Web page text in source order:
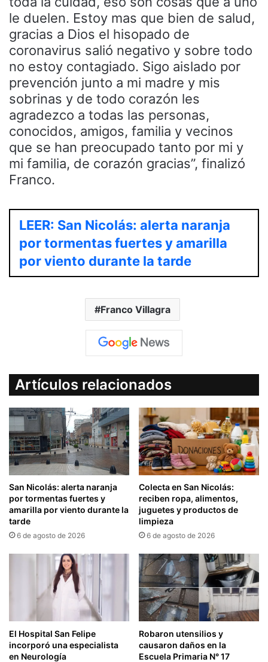
le duelen. Estoy mas que bien de salud,
gracias a Dios el hisopado de
coronavirus salió negativo y sobre todo
no estoy contagiado. Sigo aislado por
prevención junto a mi madre y mis
sobrinas y de todo corazón les
agradezco a todas las personas,
conocidos, amigos, familia y vecinos
que se han preocupado tanto por mi y
mi familia, de corazón gracias”, finalizó
Franco.
LEER: San Nicolás: alerta naranja
por tormentas fuertes y amarilla
por viento durante la tarde
Franco Villagra
Artículos relacionados
San Nicolás: alerta naranja
por tormentas fuertes y
amarilla por viento durante la
tarde
6 de agosto de 2026
Colecta en San Nicolás:
reciben ropa, alimentos,
juguetes y productos de
limpieza
6 de agosto de 2026
El Hospital San Felipe
incorporó una especialista
en Neurología
Robaron utensilios y
causaron daños en la
Escuela Primaria N° 17